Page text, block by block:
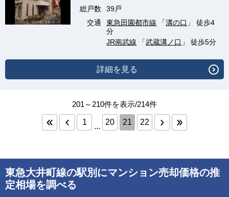
総戸数
39戸
交通
東急田園都市線 「溝の口 」 徒歩4
分
JR南武線 「武蔵溝ノ口 」 徒歩5分
詳細を見る
201～210件を表示/214件
1 ... 20 21 22
東急大井町線の駅別にマンション売却価格の推
定相場を調べる